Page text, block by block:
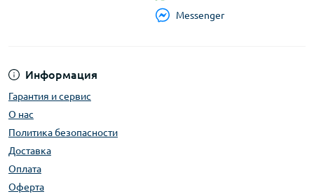
Информация
Гарантия и сервис
О нас
Политика безопасности
Доставка
Оплата
Оферта
Messenger